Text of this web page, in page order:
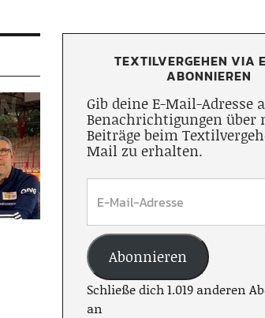
TEXTILVERGEHEN VIA
ABONNIEREN
Gib deine E-Mail-Adresse
Benachrichtigungen über
Beiträge beim
Mail zu erhalten.
Abonnieren
Schließe dich 1.019 anderen
an